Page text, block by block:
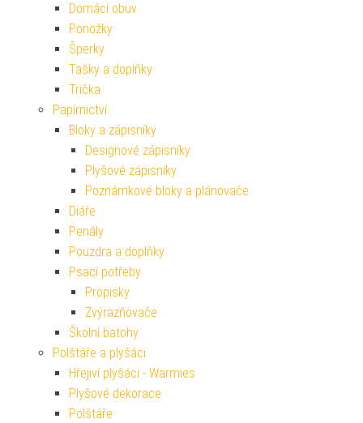
Domácí obuv
Ponožky
Šperky
Tašky a doplňky
Trička
Papírnictví
Bloky a zápisníky
Designové zápisníky
Plyšové zápisníky
Poznámkové bloky a plánovače
Diáře
Penály
Pouzdra a doplňky
Psací potřeby
Propisky
Zvýrazňovače
Školní batohy
Polštáře a plyšáci
Hřejiví plyšáci - Warmies
Plyšové dekorace
Polštáře